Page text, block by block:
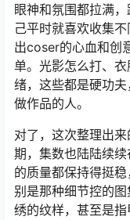
眼神和氛围都拉满
己平时就喜欢收集
出coser的心血和创
单。光影怎么打、
绪，这些都是硬功
做作品的人。
对了，这次整理出
期，集数也陆陆续
的质量都保持得挺
别是那种细节控的
绣的纹样，甚至是